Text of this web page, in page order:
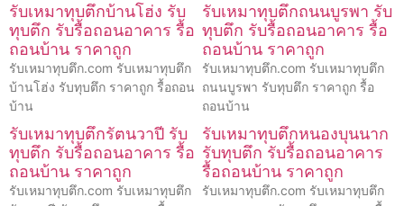
รับเหมาทุบตึกบ้านโฮ่ง รับ
ทุบตึก รับรื้อถอนอาคาร รื้อ
ถอนบ้าน ราคาถูก
รับเหมาทุบตึก.com รับเหมาทุบตึก
บ้านโฮ่ง รับทุบตึก ราคาถูก รื้อถอน
บ้าน
รับเหมาทุบตึกถนนบูรพา รับ
ทุบตึก รับรื้อถอนอาคาร รื้อ
ถอนบ้าน ราคาถูก
รับเหมาทุบตึก.com รับเหมาทุบตึก
ถนนบูรพา รับทุบตึก ราคาถูก รื้อ
ถอนบ้าน
รับเหมาทุบตึกรัตนวาปี รับ
ทุบตึก รับรื้อถอนอาคาร รื้อ
ถอนบ้าน ราคาถูก
รับเหมาทุบตึก.com รับเหมาทุบตึก
รับเหมาทุบตึกหนองบุนนาก
รับทุบตึก รับรื้อถอนอาคาร
รื้อถอนบ้าน ราคาถูก
รับเหมาทุบตึก.com รับเหมาทุบตึก